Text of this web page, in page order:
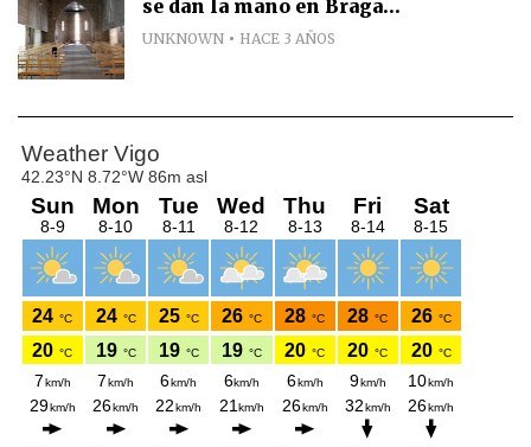
se dan la mano en Braga...
UNKNOWN HACE 3 AÑOS